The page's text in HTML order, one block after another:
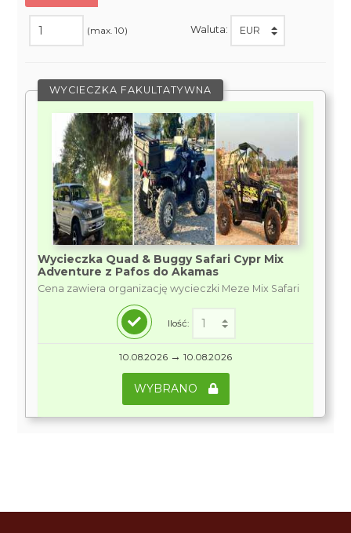
(max. 10) Waluta:
WYCIECZKA FAKULTATYWNA
Wycieczka Quad & Buggy Safari Cypr Mix
Adventure z Pafos do Akamas
Cena zawiera organizację wycieczki Meze Mix Safari
Ilość:
10.08.2026 → 10.08.2026
WYBRANO